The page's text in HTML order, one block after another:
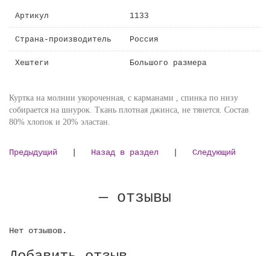
Артикул 1133
Страна-производитель Россия
Хештеги Большого размера
Куртка на молнии укороченная, с карманами , спинка по низу
собирается на шнурок. Ткань плотная джинса, не тянется. Состав
80% хлопок и 20% эластан.
Предыдущий | Назад в раздел | Следующий
— отзывы
Нет отзывов.